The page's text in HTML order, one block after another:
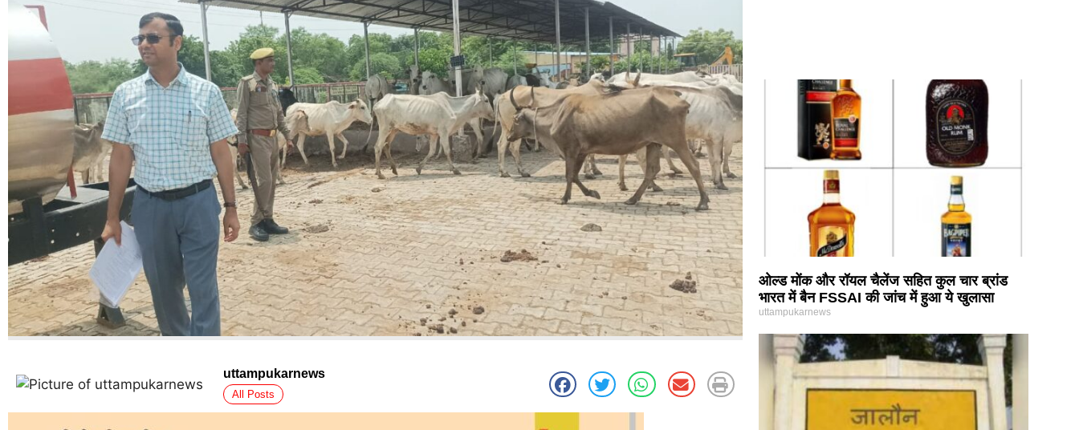
uttampukarnews
All Posts
ओल्ड मोंक और रॉयल चैलेंज सहित कुल चार ब्रांड
भारत में बैन FSSAI की जांच में हुआ ये खुलासा
uttampukarnews